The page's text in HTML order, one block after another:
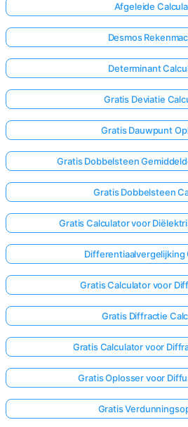
Log
hier
in!
Afgeleide
Desmos
Determinant
Gratis Deviatie
Gratis Dauwpunt
Gratis Dobbelsteen
Gratis Dobbelsteen
Gratis Calculator voor
Differentiaalvergelijking
Gratis Calculator voor
Gratis Diffractie
Gratis Calculator voor
Gratis Oplosser voor
Gratis